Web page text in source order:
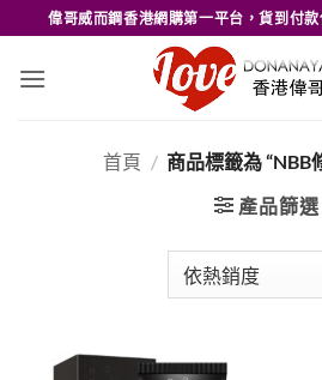
to
content
偉哥威而鋼香港網購第一平台，貨到付
首頁 / 商品標籤為 “NBB
產品篩選